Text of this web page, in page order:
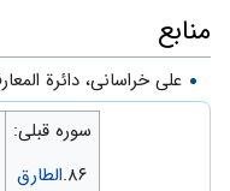
منابع
على خراسانى، دائرة المعارف
سوره قبلی:
۸۶. الطارق